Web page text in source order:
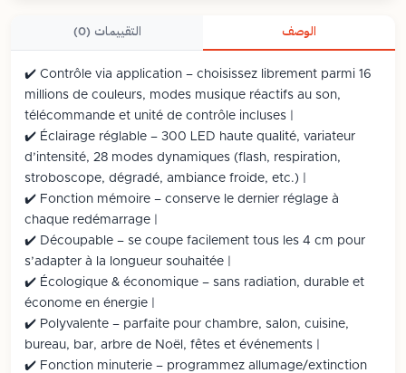
الوصف التقييمات (0)
✔️ Contrôle via application – choisissez librement parmi 16
millions de couleurs, modes musique réactifs au son,
télécommande et unité de contrôle incluses |
✔️ Éclairage réglable – 300 LED haute qualité, variateur
d’intensité, 28 modes dynamiques (flash, respiration,
stroboscope, dégradé, ambiance froide, etc.) |
✔️ Fonction mémoire – conserve le dernier réglage à
chaque redémarrage |
✔️ Découpable – se coupe facilement tous les 4 cm pour
s’adapter à la longueur souhaitée |
✔️ Écologique & économique – sans radiation, durable et
économe en énergie |
✔️ Polyvalente – parfaite pour chambre, salon, cuisine,
bureau, bar, arbre de Noël, fêtes et événements |
✔️ Fonction minuterie – programmez allumage/extinction